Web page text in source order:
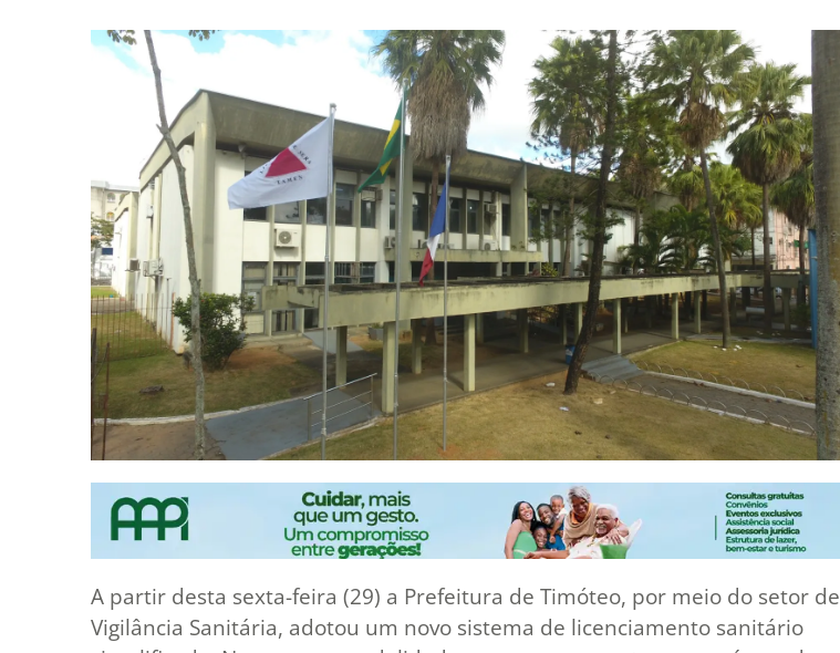
A partir desta sexta-feira (29) a Prefeitura de Timóteo, por meio do setor de
Vigilância Sanitária, adotou um novo sistema de licenciamento sanitário